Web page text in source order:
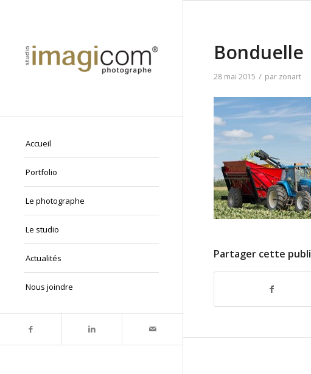
Accueil
Portfolio
Le photographe
Le studio
Actualités
Nous joindre
Bonduelle
28 mai 2015 / par zonart
Partager cette